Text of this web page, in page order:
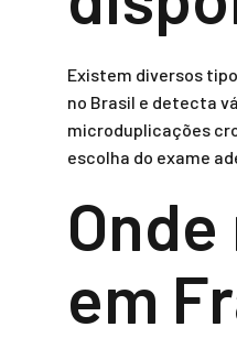
Existem diversos
no Brasil e detecta
microduplicações
escolha do exame
em